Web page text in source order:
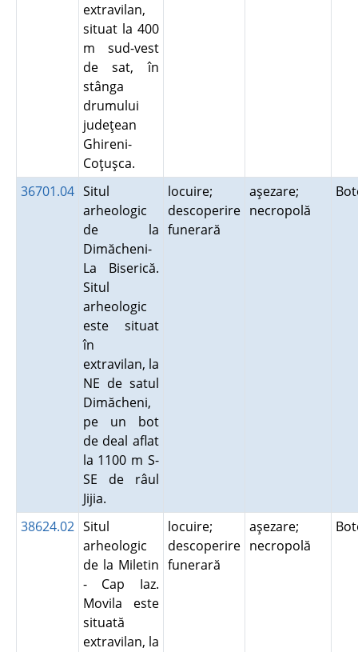
extravilan,
situat la 400
m sud-vest
de sat, în
stânga
drumului
judeţean
Ghireni-
Coţuşca.
36701.04 Situl
arheologic
de la
Dimăcheni-
La Biserică.
Situl
arheologic
este situat
în
extravilan, la
NE de satul
Dimăcheni,
pe un bot
de deal aflat
la 1100 m S-
SE de râul
Jijia.
locuire;
descoperire
funerară
aşezare;
necropolă
38624.02 Situl
arheologic
de la Miletin
- Cap Iaz.
Movila este
situată
extravilan, la
locuire;
descoperire
funerară
aşezare;
necropolă